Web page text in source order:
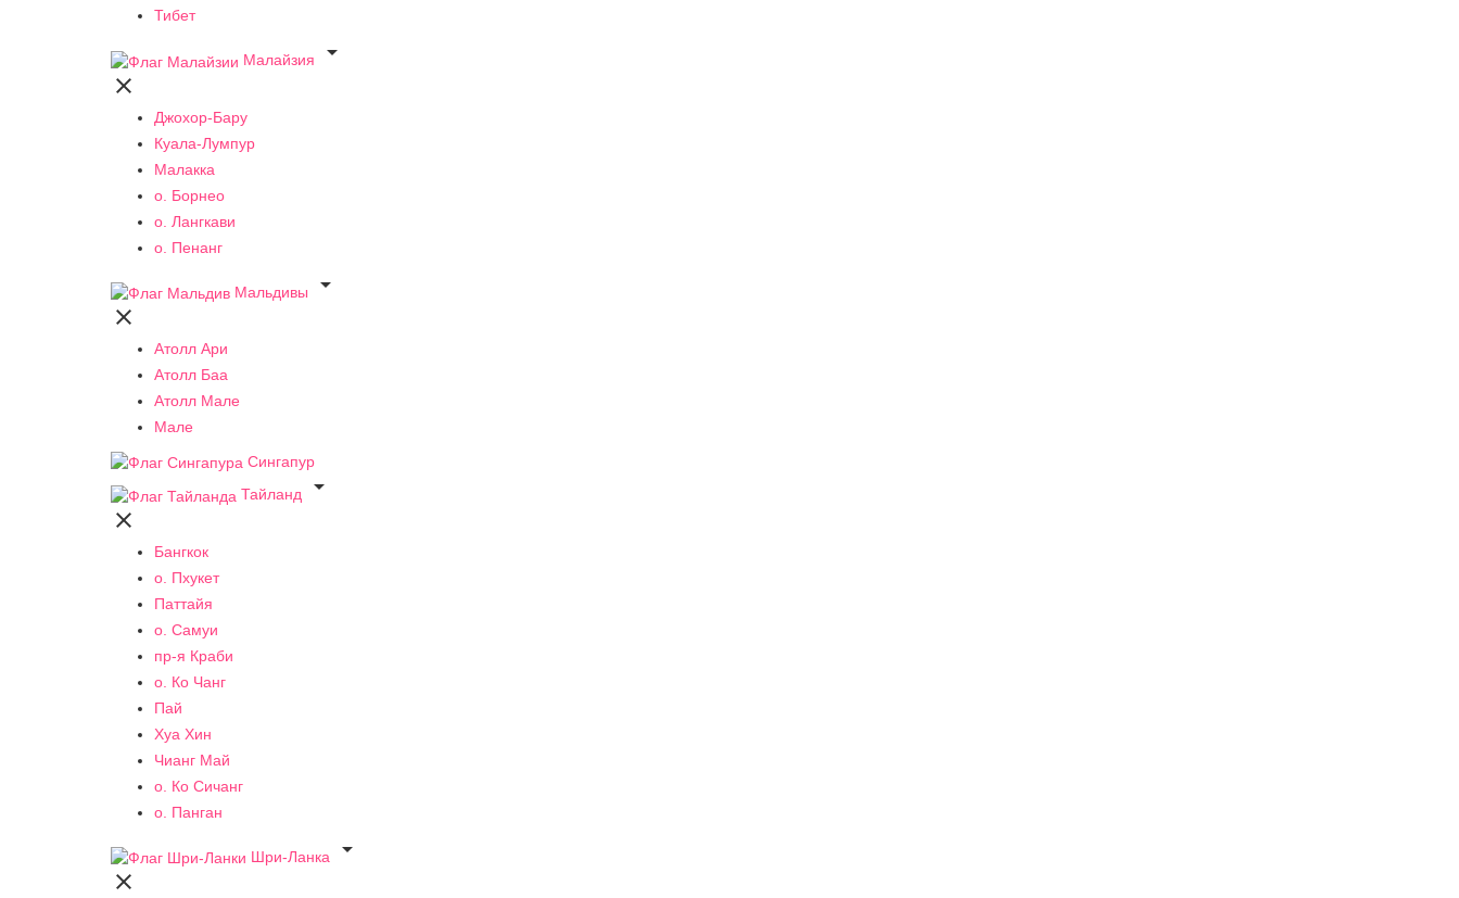
Тибет
Малайзия


Джохор-Бару
Куала-Лумпур
Малакка
о. Борнео
о. Лангкави
о. Пенанг
Мальдивы


Атолл Ари
Атолл Баа
Атолл Мале
Мале
Сингапур
Тайланд


Бангкок
о. Пхукет
Паттайя
о. Самуи
пр-я Краби
о. Ко Чанг
Пай
Хуа Хин
Чианг Май
о. Ко Сичанг
о. Панган
Шри-Ланка

